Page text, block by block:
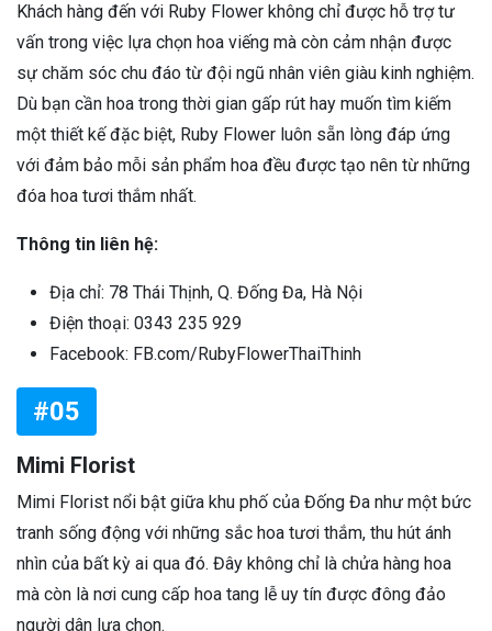
Khách hàng đến với Ruby Flower không chỉ được hỗ trợ tư
vấn trong việc lựa chọn hoa viếng mà còn cảm nhận được
sự chăm sóc chu đáo từ đội ngũ nhân viên giàu kinh nghiệm.
Dù bạn cần hoa trong thời gian gấp rút hay muốn tìm kiếm
một thiết kế đặc biệt, Ruby Flower luôn sẵn lòng đáp ứng
với đảm bảo mỗi sản phẩm hoa đều được tạo nên từ những
đóa hoa tươi thắm nhất.
Thông tin liên hệ:
Địa chỉ: 78 Thái Thịnh, Q. Đống Đa, Hà Nội
Điện thoại: 0343 235 929
Facebook: FB.com/RubyFlowerThaiThinh
#05
Mimi Florist
Mimi Florist nổi bật giữa khu phố của Đống Đa như một bức
tranh sống động với những sắc hoa tươi thắm, thu hút ánh
nhìn của bất kỳ ai qua đó. Đây không chỉ là chửa hàng hoa
mà còn là nơi cung cấp hoa tang lễ uy tín được đông đảo
người dân lựa chọn.